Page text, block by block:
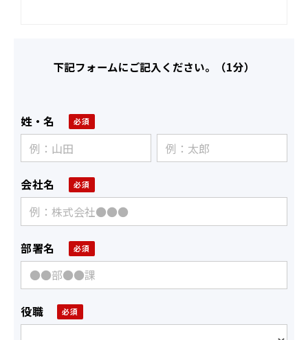
下記フォームにご記入ください。（1分）
姓・名
会社名
部署名
役職